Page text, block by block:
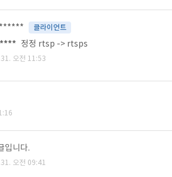
클라이언트
정정 rtsp -> rtsps
오전 11:53
입니다.
오전 09:41